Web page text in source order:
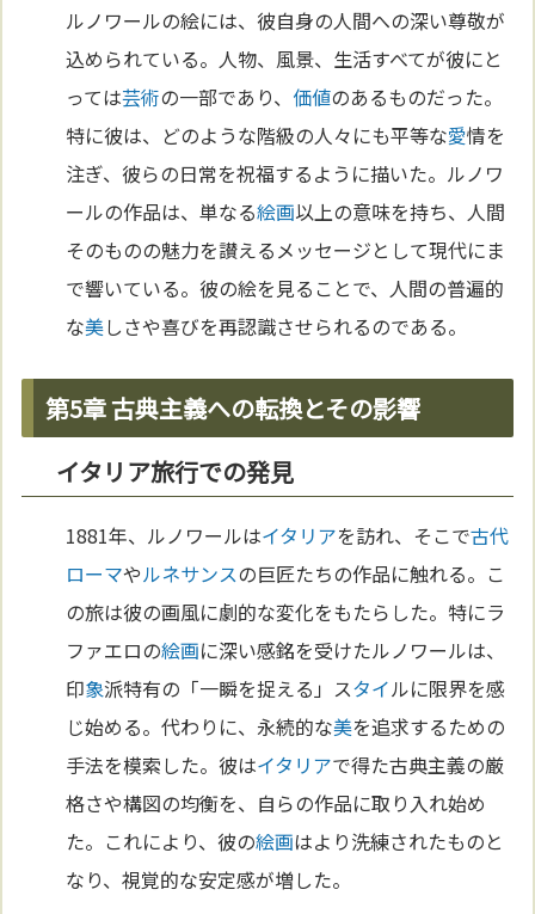
ルノワールの絵には、彼自身の人間への深い尊敬が
込められている。人物、風景、生活すべてが彼にと
っては芸術の一部であり、 価値のあるものだった。
特に彼は、どのような階級の人々にも平等な愛情を
注ぎ、彼らの日常を祝福するように描いた。ルノワ
ールの作品は、単なる絵画以上の意味を持ち、人間
そのものの魅力を讃えるメッセージとして現代にま
で響いている。彼の絵を見ることで、人間の普遍的
な美しさや喜びを再認識させられるのである。
第5章 古典主義への転換とその影響
イタリア旅行での発見
1881年、ルノワールはイタリアを訪れ、そこで古代
ローマやルネサンスの巨匠たちの作品に触れる。こ
の旅は彼の画風に劇的な変化をもたらした。特にラ
ファエロの絵画に深い感銘を受けたルノワールは、
印象派特有の「一瞬を捉える」スタイルに限界を感
じ始める。代わりに、永続的な美を追求するための
手法を模索した。彼はイタリアで得た古典主義の厳
格さや構図の均衡を、自らの作品に取り入れ始め
た。これにより、彼の絵画はより洗練されたものと
なり、視覚的な安定感が増した。